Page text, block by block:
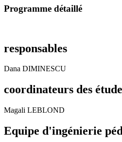
Programme détaillé
responsables
Dana DIMINESCU
coordinateurs des
Magali LEBLOND
Equipe d'ingénierie